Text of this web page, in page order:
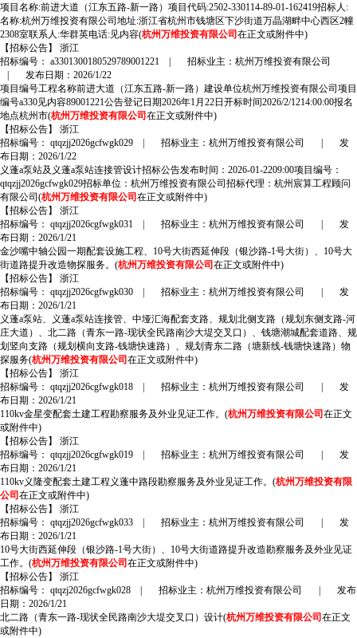
项目名称:前进大道（江东五路-新一路）项目代码:2502-330114-89-01-162419招标人:
名称:杭州万维投资有限公司地址:浙江省杭州市钱塘区下沙街道万晶湖畔中心西区2幢
2308室联系人:华群英电话:见内容(杭州万维投资有限公司 在正文或附件中)
【招标公告】
浙江
招标编号： a3301300180529789001221
招标业主：杭州万维投资有限公司
发布日期：2026/1/22
项目编号工程名称前进大道（江东五路-新一路）建设单位杭州万维投资有限公司项目
编号a330见内容89001221公告登记日期2026年1月22日开标时间2026/2/1214:00:00报名
地点杭州市(杭州万维投资有限公司 在正文或附件中)
【招标公告】
浙江
招标编号： qtqzjj2026gcfwgk029
招标业主：杭州万维投资有限公司
发
布日期：2026/1/22
义蓬a泵站及义蓬a泵站连接管设计招标公告发布时间：2026-01-2209:00项目编号：
qtqzjj2026gcfwgk029招标单位：杭州万维投资有限公司招标代理：杭州宸算工程顾问
有限公司(杭州万维投资有限公司 在正文或附件中)
【招标公告】
浙江
招标编号： qtqzjj2026cgfwgk031
招标业主：杭州万维投资有限公司
发
布日期：2026/1/21
金沙嘴中轴公园一期配套设施工程、10号大街西延伸段（银沙路-1号大街）、10号大
街道路提升改造物探服务。(杭州万维投资有限公司 在正文或附件中)
【招标公告】
浙江
招标编号： qtqzjj2026cgfwgk030
招标业主：杭州万维投资有限公司
发
布日期：2026/1/21
义蓬a泵站、义蓬a泵站连接管、中垭汇海配套支路、规划北侧支路（规划东侧支路-河
庄大道）、北二路（青东一路-现状全民路南沙大堤交叉口）、钱塘潮城配套道路、规
划竖向支路（规划横向支路-钱塘快速路）、规划青东二路（塘新线-钱塘快速路）物
探服务(杭州万维投资有限公司 在正文或附件中)
【招标公告】
浙江
招标编号： qtqzjj2026cgfwgk018
招标业主：杭州万维投资有限公司
发
布日期：2026/1/21
110kv金星变配套土建工程勘察服务及外业见证工作。(杭州万维投资有限公司 在正文
或附件中)
【招标公告】
浙江
招标编号： qtqzjj2026cgfwgk019
招标业主：杭州万维投资有限公司
发
布日期：2026/1/21
110kv义隆变配套土建工程义蓬中路段勘察服务及外业见证工作。(杭州万维投资有限
公司 在正文或附件中)
【招标公告】
浙江
招标编号： qtqzjj2026gcfwgk033
招标业主：杭州万维投资有限公司
发
布日期：2026/1/21
10号大街西延伸段（银沙路-1号大街）、10号大街道路提升改造勘察服务及外业见证
工作。(杭州万维投资有限公司 在正文或附件中)
【招标公告】
浙江
招标编号： qtqzj2026gcfwgk028
招标业主：杭州万维投资有限公司
发布
日期：2026/1/21
北二路（青东一路-现状全民路南沙大堤交叉口）设计(杭州万维投资有限公司 在正文
或附件中)